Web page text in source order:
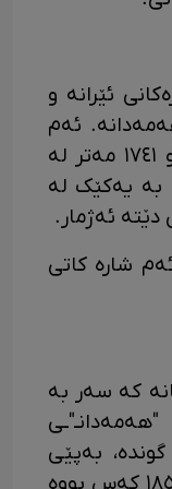
ئێرانە و
ئەم
شارە لە داوێنی کێوی ئەلوەند و ١٧٤١ مەتر لە
بە یەکێک لە
دێتە ئەژمار.
شارە کاتی
کە سەر بە
بەپێی